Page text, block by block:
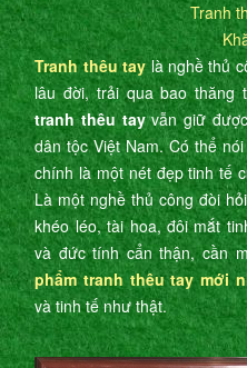
Tranh
Tranh thêu tay là nghề thủ
lâu đời, trải qua bao thăng
tranh thêu tayvẫn giữ
dân tộc Việt Nam. Có thể
chính là một nét đẹp tinh tế
Là một nghề thủ công đòi
khéo léo, tài hoa, đôi mắt
và đức tính cẩn thận, cần
phẩm tranh thêu tay mới
và tinh tế như thật.